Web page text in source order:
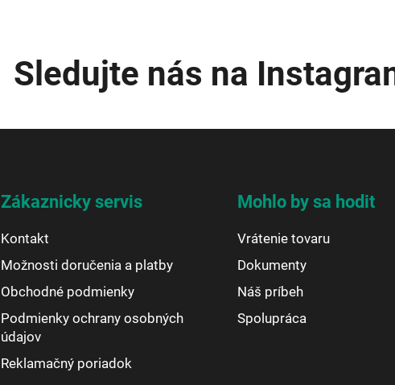
Sledujte nás na
Zákaznicky servis
Kontakt
Možnosti doručenia a platby
Obchodné podmienky
Podmienky ochrany osobných
údajov
Reklamačný poriadok
Mohlo by sa hodit
Vrátenie tovaru
Dokumenty
Náš príbeh
Spolupráca